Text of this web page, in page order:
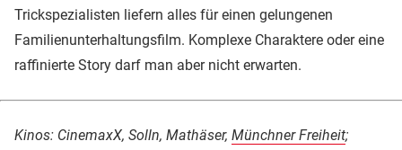
Trickspezialisten liefern alles für einen gelungenen
Familienunterhaltungsfilm. Komplexe Charaktere oder eine
raffinierte Story darf man aber nicht erwarten.
Kinos: CinemaxX, Solln, Mathäser, Münchner Freiheit;